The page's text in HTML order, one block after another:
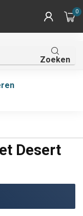
0
Zoeken
Desert